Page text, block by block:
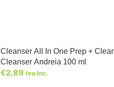
Cleanser All In One Prep +
Cleanser Andreia 100 ml
€2,89 Iva Inc.